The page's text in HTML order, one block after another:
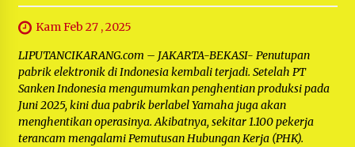
Kam Feb 27 , 2025
LIPUTANCIKARANG.com – JAKARTA-BEKASI- Penutupan
pabrik elektronik di Indonesia kembali terjadi. Setelah PT
Sanken Indonesia mengumumkan penghentian produksi pada
Juni 2025, kini dua pabrik berlabel Yamaha juga akan
menghentikan operasinya. Akibatnya, sekitar 1.100 pekerja
terancam mengalami Pemutusan Hubungan Kerja (PHK).